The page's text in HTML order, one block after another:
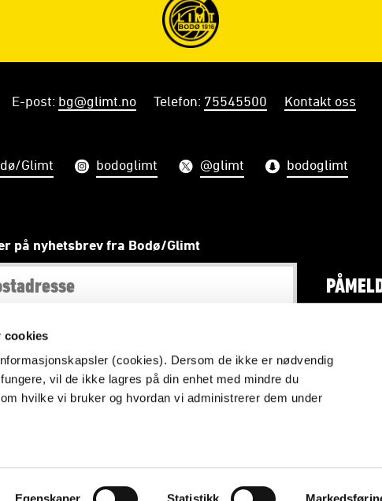
cookies
(cookies). Dersom de ikke er nødvendig
vil de ikke lagres på din enhet med mindre du
hvilke vi bruker og hvordan vi administrerer dem under
Egenskaper Statistikk
E-post: bg@glimt.no Telefon: 75545500 Kontakt oss
Glimt bodoglimt @glimt bodoglimt
på nyhetsbrev fra Bodø/Glimt
fra glimt.no skal ikke brukes eller viderepubliseres uten